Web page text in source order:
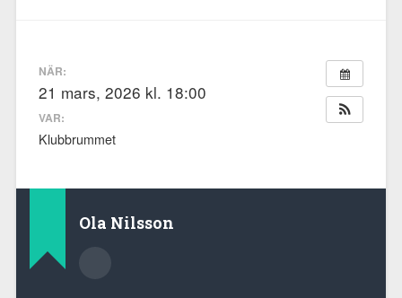
NÄR:
21 mars, 2026 kl. 18:00
VAR:
Klubbrummet
Ola Nilsson